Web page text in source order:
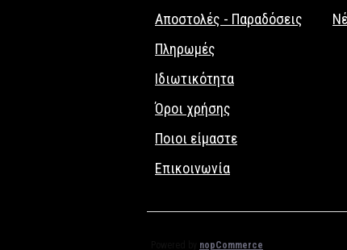
Αποστολές - Παραδόσεις
Πληρωμές
Ιδιωτικότητα
Όροι χρήσης
Ποιοι είμαστε
Επικοινωνία
nopCommerce